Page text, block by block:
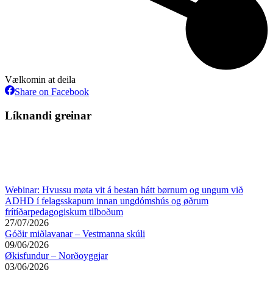
Vælkomin at deila
Share on FacebookShare
Facebook
Líknandi greinar
Webinar: Hvussu møta vit á bestan hátt børnum og ungum við
ADHD í felagsskapum innan ungdómshús og øðrum
frítíðarpedagogiskum tilboðum
27/07/2026
Góðir miðlavanar – Vestmanna skúli
09/06/2026
Økisfundur – Norðoyggjar
03/06/2026